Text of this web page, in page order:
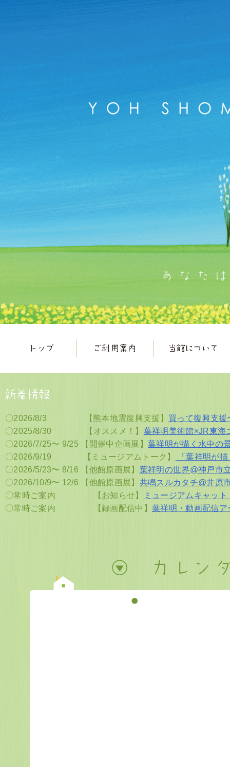
〇2026/8/3 【熊本地震復興支援】 買って復興支
〇2025/8/30 【オススメ！】 葉祥明美術館×JR東海
〇2026/7/25〜 9/25 【開催中企画展】葉祥明が描く水中の
〇2026/9/19
【ミュージアムトーク】
「葉祥明が
〇2026/5/23〜 8/16
【他館原画展】 葉祥明の世界@神戸市
〇2026/10/9〜 12/6
【他館原画展】 共鳴スルカタチ@井原
〇常時ご案内
【お知らせ】
ミュージアムキャッ
〇常時ご案内
【録画配信中】葉祥明・動画配信